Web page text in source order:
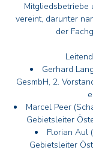
Mitgliedsbetriebe
vereint, darunter
der
Gerhard
GesmbH, 2.
Marcel Peer
Gebietsleiter
Florian Aul
Gebietsleiter